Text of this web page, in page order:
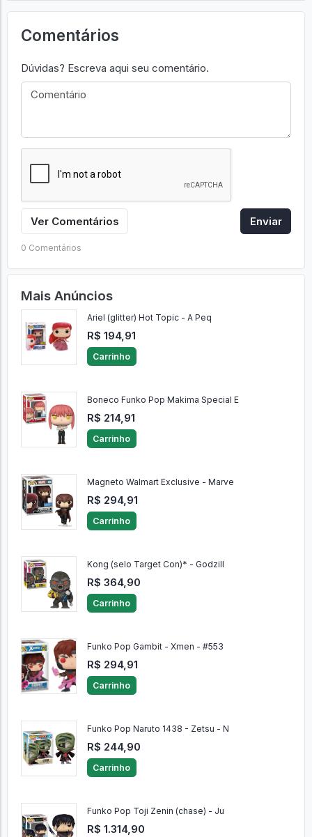
Comentários
Dúvidas? Escreva aqui seu comentário.
Ver Comentários Enviar
0 Comentários
Mais Anúncios
Ariel (glitter) Hot Topic - A Peq
R$ 194,91
Carrinho
Boneco Funko Pop Makima Special E
R$ 214,91
Carrinho
Magneto Walmart Exclusive - Marve
R$ 294,91
Carrinho
Kong (selo Target Con)* - Godzill
R$ 364,90
Carrinho
Funko Pop Gambit - Xmen - #553
R$ 294,91
Carrinho
Funko Pop Naruto 1438 - Zetsu - N
R$ 244,90
Carrinho
Funko Pop Toji Zenin (chase) - Ju
R$ 1.314,90